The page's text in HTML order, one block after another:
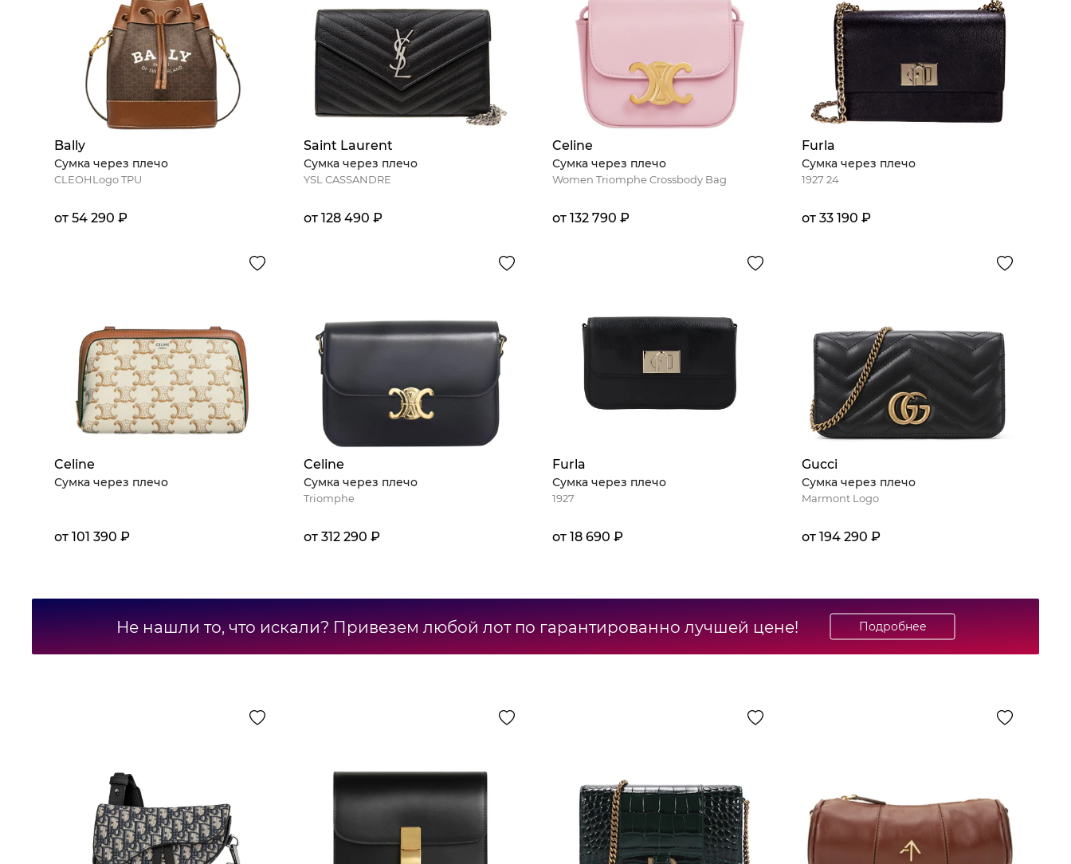
Bally
Сумка через плечо
CLEOHLogo TPU
от 54 290 ₽
Saint Laurent
Сумка через плечо
YSL CASSANDRE
от 128 490 ₽
Celine
Сумка через плечо
Women Triomphe Crossbody Bag
от 132 790 ₽
Furla
Сумка через плечо
1927 24
от 33 190 ₽
Celine
Сумка через плечо
от 101 390 ₽
Celine
Сумка через плечо
Triomphe
от 312 290 ₽
Furla
Сумка через плечо
1927
от 18 690 ₽
Gucci
Сумка через плечо
Marmont Logo
от 194 290 ₽
Не нашли то, что искали? Привезем любой лот по гарантированно лучшей цене! Подробнее